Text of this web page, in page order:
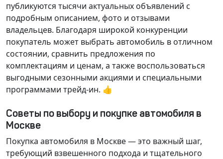
публикуются тысячи актуальных объявлений с
подробным описанием, фото и отзывами
владельцев. Благодаря широкой конкуренции
покупатель может выбрать автомобиль в отличном
состоянии, сравнить предложения по
комплектациям и ценам, а также воспользоваться
выгодными сезонными акциями и специальными
программами трейд-ин. 👍
Советы по выбору и покупке автомобиля в
Москве
Покупка автомобиля в Москве — это важный шаг,
требующий взвешенного подхода и тщательного